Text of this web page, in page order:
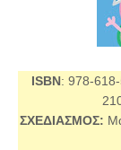
ISBN: 978-
ΣΧΕΔΙΑΣΜΟΣ: